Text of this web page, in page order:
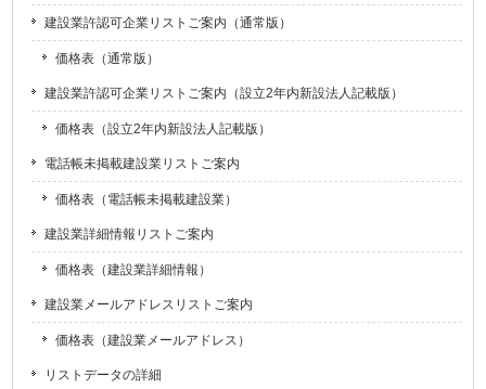
建設業許認可企業リストご案内（通常版）
価格表（通常版）
建設業許認可企業リストご案内（設立2年内新設法人記載版）
価格表（設立2年内新設法人記載版）
電話帳未掲載建設業リストご案内
価格表（電話帳未掲載建設業）
建設業詳細情報リストご案内
価格表（建設業詳細情報）
建設業メールアドレスリストご案内
価格表（建設業メールアドレス）
リストデータの詳細